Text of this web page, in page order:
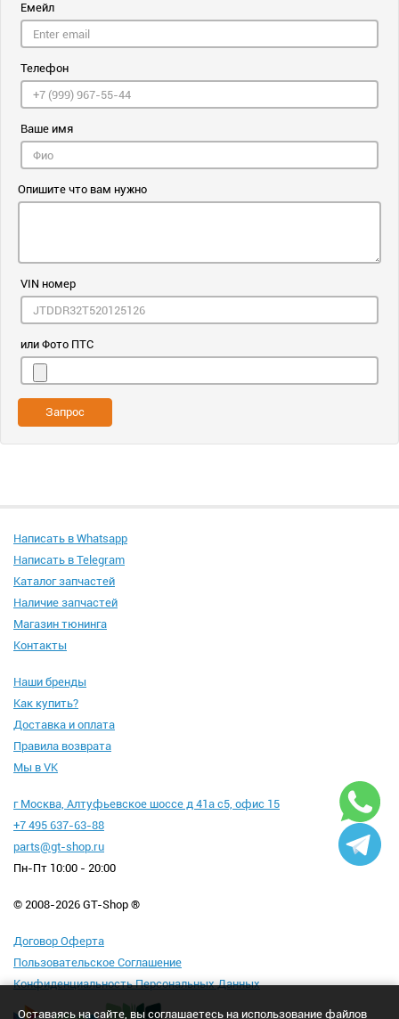
Емейл
Телефон
Ваше имя
Опишите что вам нужно
VIN номер
или Фото ПТС
Запрос
Написать в Whatsapp
Написать в Telegram
Каталог запчастей
Наличие запчастей
Магазин тюнинга
Контакты
Наши бренды
Как купить?
Доставка и оплата
Правила возврата
Мы в VK
г Москва, Алтуфьевское шоссе д 41а с5, офис 15
+7 495 637-63-88
parts@gt-shop.ru
Пн-Пт 10:00 - 20:00
© 2008-2026 GT-Shop ®
Договор Оферта
Пользовательское Соглашение
Конфиденциальность Персональных Данных
Оставаясь на сайте, вы соглашаетесь на использование файлов